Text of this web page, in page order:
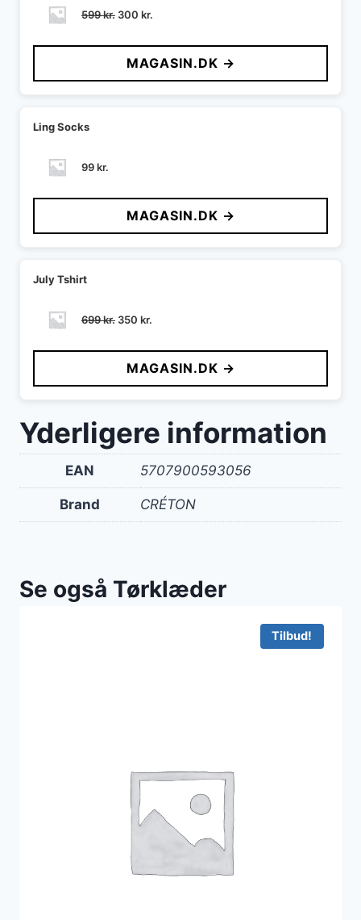
599kr. Den
pris
var:
599 kr..
300 kr.
pris
er:
300 kr..
MAGASIN.DK →
Ling Socks
99kr.
MAGASIN.DK →
July Tshirt
699kr. Den
pris
var:
699 kr..
350 kr.
pris
er:
350 kr..
MAGASIN.DK →
Yderligere information
EAN 5707900593056
Brand CRÉTON
Se også Tørklæder
Tilbud!